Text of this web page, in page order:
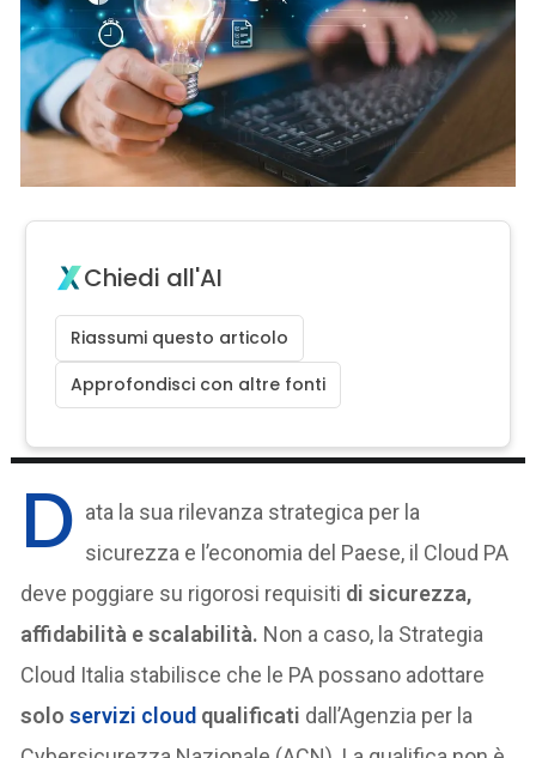
Chiedi all'AI
Riassumi questo articolo
Approfondisci con altre fonti
D ata la sua rilevanza strategica per la
sicurezza e l’economia del Paese, il Cloud PA
deve poggiare su rigorosi requisiti di sicurezza,
affidabilità e scalabilità. Non a caso, la Strategia
Cloud Italia stabilisce che le PA possano adottare
soloservizi cloud qualificati dall’Agenzia per la